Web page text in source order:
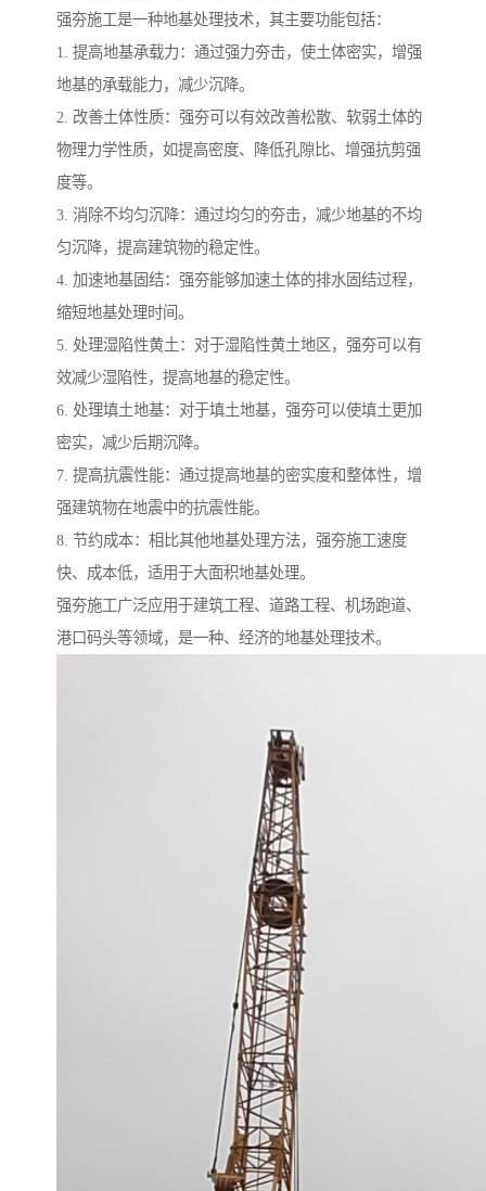
强夯施工是一种地基处理技术，其主要功能包括：
1. 提高地基承载力：通过强力夯击，使土体密实，增强
地基的承载能力，减少沉降。
2. 改善土体性质：强夯可以有效改善松散、软弱土体的
物理力学性质，如提高密度、降低孔隙比、增强抗剪强
度等。
3. 消除不均匀沉降：通过均匀的夯击，减少地基的不均
匀沉降，提高建筑物的稳定性。
4. 加速地基固结：强夯能够加速土体的排水固结过程，
缩短地基处理时间。
5. 处理湿陷性黄土：对于湿陷性黄土地区，强夯可以有
效减少湿陷性，提高地基的稳定性。
6. 处理填土地基：对于填土地基，强夯可以使填土更加
密实，减少后期沉降。
7. 提高抗震性能：通过提高地基的密实度和整体性，增
强建筑物在地震中的抗震性能。
8. 节约成本：相比其他地基处理方法，强夯施工速度
快、成本低，适用于大面积地基处理。
强夯施工广泛应用于建筑工程、道路工程、机场跑道、
港口码头等领域，是一种、经济的地基处理技术。